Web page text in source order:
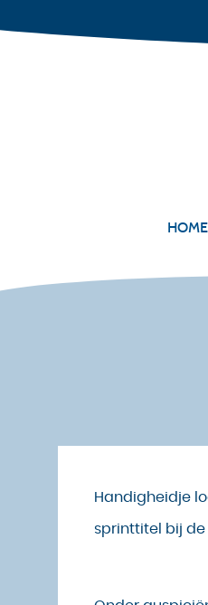
HOME
Handigheidje
sprinttitel bij de